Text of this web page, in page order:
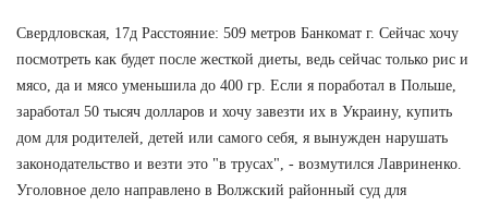
Свердловская, 17д Расстояние: 509 метров Банкомат г. Сейчас хочу
посмотреть как будет после жесткой диеты, ведь сейчас только рис и
мясо, да и мясо уменьшила до 400 гр. Если я поработал в Польше,
заработал 50 тысяч долларов и хочу завезти их в Украину, купить
дом для родителей, детей или самого себя, я вынужден нарушать
законодательство и везти это "в трусах", - возмутился Лавриненко.
Уголовное дело направлено в Волжский районный суд для